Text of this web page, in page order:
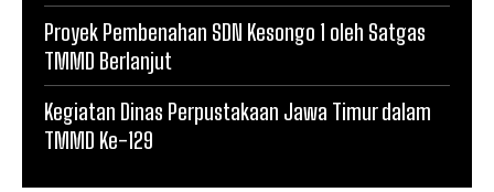
Proyek Pembenahan SDN Kesongo 1 oleh Satgas
TMMD Berlanjut
Kegiatan Dinas Perpustakaan Jawa Timur dalam
TMMD Ke-129